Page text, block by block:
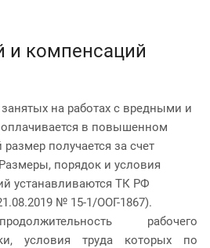
и компенсаций
на работах с вредными и
в повышенном
получается за счет
порядок и условия
устанавливаются ТК РФ
№ 15-1/ООГ-1867).
рабочего
условия труда которых по